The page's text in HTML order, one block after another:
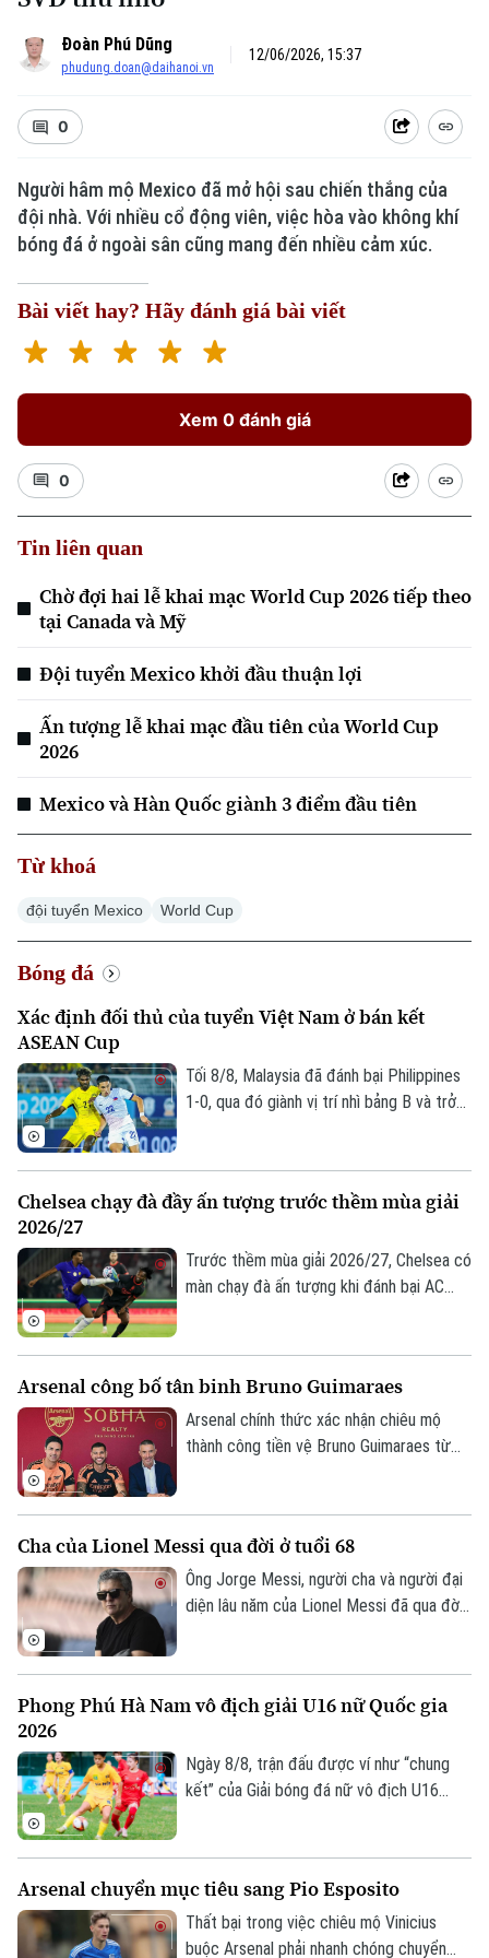
Chuyên mục
Thời sự
Hà Nội
Xã hội
Hà Nội
Nhịp sống Hà Nội
Người Hà Nội
Thế giới
Tin tức
Kinh tế
Đoàn Phú Dũng
phudung.doan@daihanoi.vn
12/06/2026, 15:37
0
Người hâm mộ Mexico đã mở hội sau chiến thắng của
đội nhà. Với nhiều cổ động viên, việc hòa vào không khí
bóng đá ở ngoài sân cũng mang đến nhiều cảm xúc.
Bài viết hay? Hãy đánh giá bài viết
Xem 0 đánh giá
0
Tin liên quan
Chờ đợi hai lễ khai mạc World Cup 2026 tiếp theo
tại Canada và Mỹ
Đội tuyển Mexico khởi đầu thuận lợi
Ấn tượng lễ khai mạc đầu tiên của World Cup
2026
Mexico và Hàn Quốc giành 3 điểm đầu tiên
Từ khoá
đội tuyển Mexico World Cup
Bóng đá
Xác định đối thủ của tuyển Việt Nam ở bán kết
ASEAN Cup
Tối 8/8, Malaysia đã đánh bại Philippines
1-0, qua đó giành vị trí nhì bảng B và trở
Chelsea chạy đà đầy ấn tượng trước thềm mùa giải
2026/27
Trước thềm mùa giải 2026/27, Chelsea có
màn chạy đà ấn tượng khi đánh bại AC
vào ngày 25/8.
Arsenal công bố tân binh Bruno Guimaraes
Arsenal chính thức xác nhận chiêu mộ
thành công tiền vệ Bruno Guimaraes từ
qua đó trở thành mảnh ghép quan trọng
trong kế hoạch của HLV Mikel Arteta.
Cha của Lionel Messi qua đời ở tuổi 68
Ông Jorge Messi, người cha và người đại
diện lâu năm của Lionel Messi đã qua đời
7/8 tại một bệnh viện ở Rosario, quê nhà
Phong Phú Hà Nam vô địch giải U16 nữ Quốc gia
2026
Ngày 8/8, trận đấu được ví như “chung
kết” của Giải bóng đá nữ vô địch U16
Nội.
Arsenal chuyển mục tiêu sang Pio Esposito
Thất bại trong việc chiêu mộ Vinicius
buộc Arsenal phải nhanh chóng chuyển